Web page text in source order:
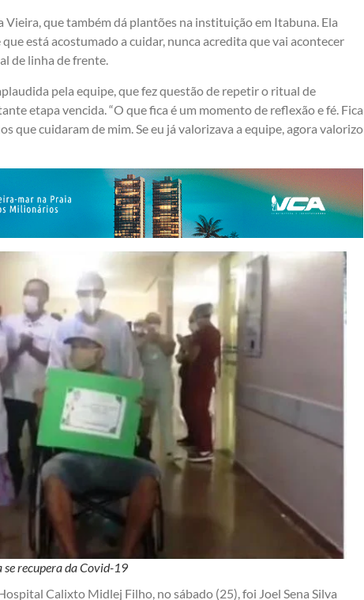
Vieira, que também dá plantões na instituição em Itabuna. Ela
está acostumado a cuidar, nunca acredita que vai acontecer
de linha de frente.
pela equipe, que fez questão de repetir o ritual de
etapa vencida. “O que fica é um momento de reflexão e fé. Fica
que cuidaram de mim. Se eu já valorizava a equipe, agora valorizo
se recupera da Covid-19
Calixto Midlej Filho, no sábado (25), foi Joel Sena Silva